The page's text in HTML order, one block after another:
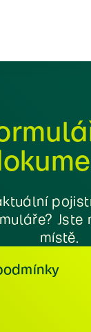
Jste
místě.